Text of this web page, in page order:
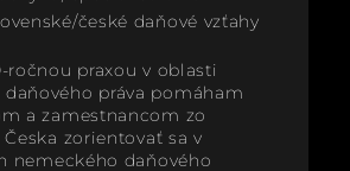
české daňové vzťahy
ročnou praxou v oblasti
práva pomáham
a zamestnancom zo
Česka zorientovať sa v
nemeckého daňového